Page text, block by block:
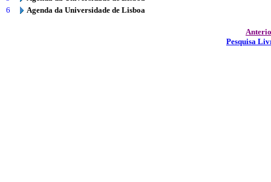
6
Agenda da Universidade de Lisboa
Pesquisa